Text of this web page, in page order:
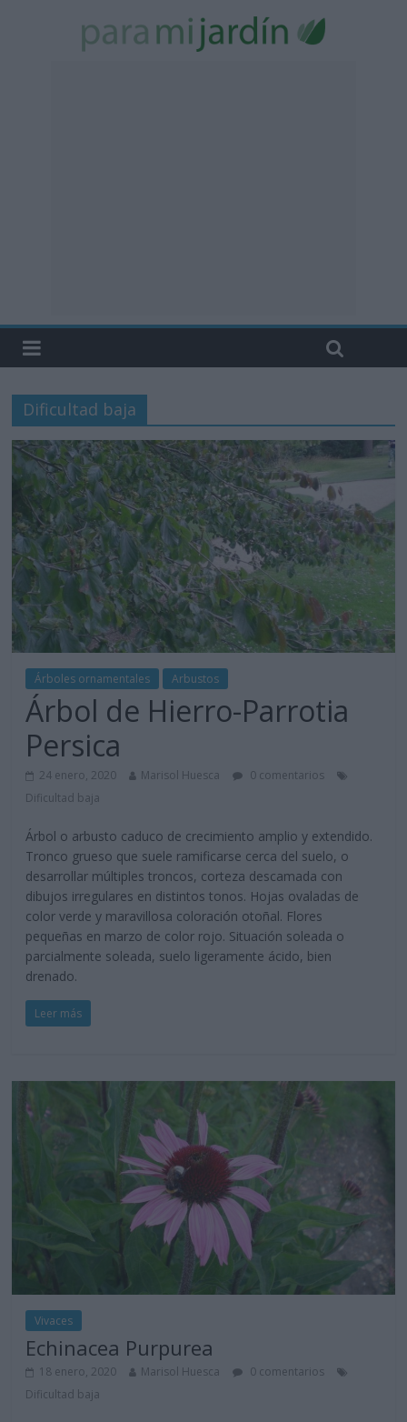
Dificultad baja
Árboles ornamentales Arbustos
Árbol de Hierro-Parrotia
Persica
24 enero, 2020 Marisol Huesca
0 comentarios
Dificultad baja
Árbol o arbusto caduco de crecimiento amplio y extendido.
Tronco grueso que suele ramificarse cerca del suelo, o
desarrollar múltiples troncos, corteza descamada con
dibujos irregulares en distintos tonos. Hojas ovaladas de
color verde y maravillosa coloración otoñal. Flores
pequeñas en marzo de color rojo. Situación soleada o
parcialmente soleada, suelo ligeramente ácido, bien
drenado.
Leer más
Vivaces
Echinacea Purpurea
18 enero, 2020 Marisol Huesca
0 comentarios
Dificultad baja